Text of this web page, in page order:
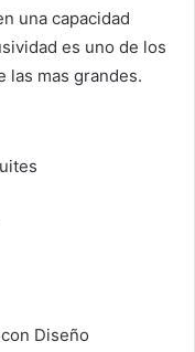
una capacidad
es uno de los
las mas grandes.
Diseño